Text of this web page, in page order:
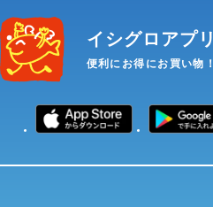
イシグロアプリ
便利にお得にお買い物！